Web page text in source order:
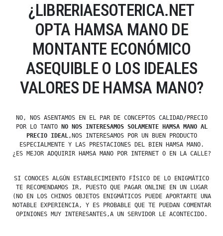
¿LIBRERIAESOTERICA.NET
OPTA HAMSA MANO DE
MONTANTE ECONÓMICO
ASEQUIBLE O LOS IDEALES
VALORES DE HAMSA MANO?
NO, NOS ASENTAMOS EN EL PAR DE CONCEPTOS CALIDAD/PRECIO
POR LO TANTO
NO NOS INTERESAMOS SOLAMENTE HAMSA MANO AL
PRECIO IDEAL,NOS INTERESAMOS POR UN BUEN PRODUCTO
ESPECIALMENTE Y LAS PRESTACIONES DEL BIEN HAMSA MANO.
¿ES MEJOR ADQUIRIR HAMSA MANO POR INTERNET O EN LA CALLE?
SI CONOCES ALGÚN ESTABLECIMIENTO FÍSICO DE LO ENIGMÁTICO
TE RECOMENDAMOS IR, PUESTO QUE PAGAR ONLINE EN UN LUGAR
(NO EN LOS CHINOS OBJETOS ENIGMÁTICOS PUEDE APORTARTE UNA
NOTABLE EXPERIENCIA, Y ES PROBABLE QUE TE PUEDAN COMENTAR
OPINIONES MUY INTERESANTES,A UN SERVIDOR LE ACONTECIDO.